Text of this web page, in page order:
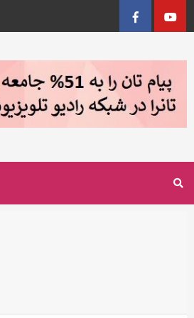
Facebook